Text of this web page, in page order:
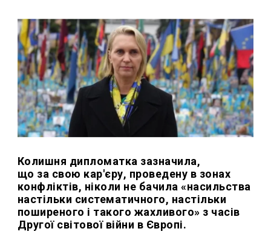
Колишня дипломатка зазначила,
що за свою кар'єру, проведену в зонах
конфліктів, ніколи не бачила «насильства
настільки систематичного, настільки
поширеного і такого жахливого» з часів
Другої світової війни в Європі.